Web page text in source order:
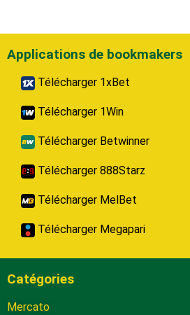
Applications de bookmakers
Télécharger 1xBet
Télécharger 1Win
Télécharger Betwinner
Télécharger 888Starz
Télécharger MelBet
Télécharger Megapari
Catégories
Mercato